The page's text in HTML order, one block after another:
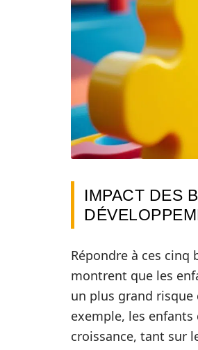
IMPACT DES
Répondre à ces cinq
montrent que les
un plus grand risque
exemple, les
croissance, tant sur